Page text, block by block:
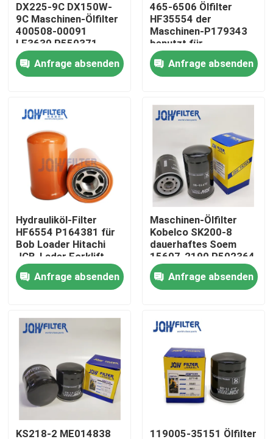
Produkte
Videos
Über uns
Werksbesichtigung
Qualitätskontrolle
Kontakt mit uns
Bitte um ein Angebot
Bagger Air Filter
DX225-9C DX150W-
9C Maschinen-Ölfilter
400508-00091
LF3630 P550371
Anfrage absenden
465-6506 Ölfilter
HF35554 der
Maschinen-P179343
benutzt für
Baumaschinen
Anfrage absenden
Hydrauliköl-Filter
HF6554 P164381 für
Bob Loader Hitachi
JCB-Lader Forklift
Anfrage absenden
Maschinen-Ölfilter
Kobelco SK200-8
dauerhaftes Soem
15607-2190 P502364
Anfrage absenden
KS218-2 ME014838 119005-35151 Ölfilter